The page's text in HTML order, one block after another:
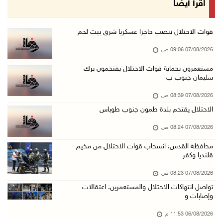
رئيس بلدية الخليل يطلع وفدا أميركيا على تطورا ...
06/آب/2026 09:17 م
إصابة مسن بجروح ورضوض إثر اعتداء جيش الاحتلال ...
06/آب/2026 09:13 م
ورشة توصي بخطة عاجلة لاستعادة التعليم الوجاهي ...
الرئيس يستقبل مجلس بلدية رام الله ويشدد على د ...
06/آب/2026 08:36 م
جماهير شعبنا تشيع جثمان الشهيد علاء صبيح في ت ...
الاحتلال يوسع حملات الدهم والاعتقال في قلنديا ...
اقرأ أيضا
قوات الاحتلال تنصب حاجزا عسكريا شرق بيت لحم
07/08/2026 09:06 ص
مستعمرون بحماية قوات الاحتلال يقتحمون برك
سليمان جنوب ب
07/08/2026 08:39 ص
الاحتلال يقتحم بلدة طمون جنوب طوباس
07/08/2026 08:24 ص
محافظة القدس: انسحاب قوات الاحتلال من مخيم
قلنديا وكفر
07/08/2026 08:23 ص
تواصل انتهاكات الاحتلال والمستعمرين: اعتقالات
وإصابات و
06/08/2026 11:53 م